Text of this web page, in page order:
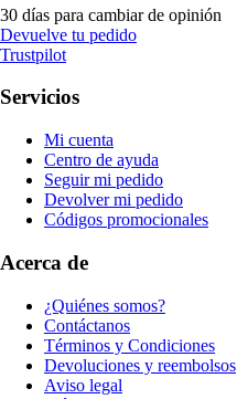
30 días para cambiar de opinión
Devuelve tu pedido
Trustpilot
Servicios
Mi cuenta
Centro de ayuda
Seguir mi pedido
Devolver mi pedido
Códigos promocionales
Acerca de
¿Quiénes somos?
Contáctanos
Términos y Condiciones
Devoluciones y reembolsos
Aviso legal